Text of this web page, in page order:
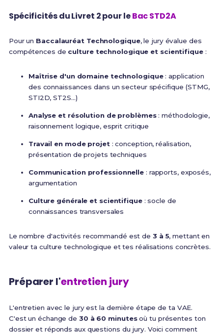
Spécificités du Livret 2 pour leBac STD2A
Pour un Baccalauréat Technologique, le jury évalue des
compétences de culture technologique et scientifique:
Maîtrise d'un domaine technologique: application
des connaissances dans un secteur spécifique (STMG,
STI2D, ST2S...)
Analyse et résolution de problèmes: méthodologie,
raisonnement logique, esprit critique
Travail en mode projet: conception, réalisation,
présentation de projets techniques
Communication professionnelle : rapports, exposés,
argumentation
Culture générale et scientifique: socle de
connaissances transversales
Le nombre d'activités recommandé est de 3 à 5, mettant en
valeur ta culture technologique et tes réalisations concrètes.
Préparer l'entretien jury
L'entretien avec le jury est la dernière étape de ta VAE.
C'est un échange de 30 à 60 minutesoù tu présentes ton
dossier et réponds aux questions du jury. Voici comment